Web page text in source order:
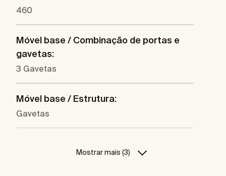
460
Móvel base / Combinação de portas e
gavetas:
3 Gavetas
Móvel base / Estrutura:
Gavetas
Mostrar mais (3)